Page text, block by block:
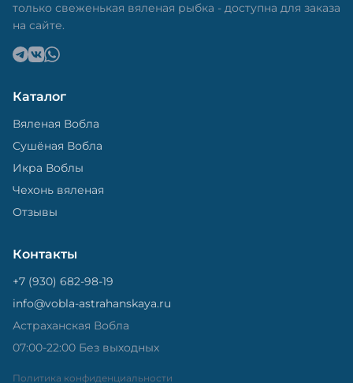
только свеженькая вяленая рыбка - доступна для заказа
на сайте.
Каталог
Вяленая Вобла
Сушёная Вобла
Икра Воблы
Чехонь вяленая
Отзывы
Контакты
+7 (930) 682-98-19
info@vobla-astrahanskaya.ru
Астраханская Вобла
07:00-22:00 Без выходных
Политика конфиденциальности